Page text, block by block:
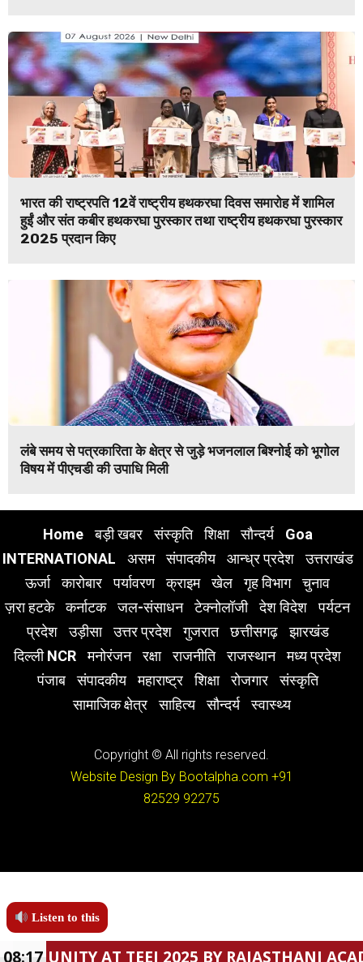
भारत की राष्ट्रपति 12वें राष्ट्रीय हथकरघा दिवस समारोह में शामिल
हुईं और संत कबीर हथकरघा पुरस्कार तथा राष्ट्रीय हथकरघा पुरस्कार
2025 प्रदान किए
लंबे समय से पत्रकारिता के क्षेत्र से जुड़े भजनलाल बिश्नोई को भूगोल
विषय में पीएचडी की उपाधि मिली
Home बड़ी खबर संस्कृति शिक्षा सौन्दर्य
Goa
INTERNATIONAL
असम संपादकीय आन्ध्र प्रदेश
उत्तराखंड
ऊर्जा
कारोबार पर्यावरण क्राइम खेल गृह विभाग
चुनाव
ज़रा हटके
कर्नाटक जल-संसाधन टेक्नोलॉजी देश विदेश
पर्यटन
प्रदेश
उड़ीसा उत्तर प्रदेश गुजरात छत्तीसगढ़
झारखंड
दिल्ली NCR
मनोरंजन रक्षा राजनीति राजस्थान
मध्य प्रदेश
पंजाब
संपादकीय महाराष्ट्र शिक्षा रोजगार
संस्कृति
सामाजिक क्षेत्र
साहित्य सौन्दर्य स्वास्थ्य
Copyright © All rights reserved.
Website Design By Bootalpha.com +91
82529 92275
Listen to this
TEEJ 2025 BY RAJASTHANI ACADEMY.
08:17